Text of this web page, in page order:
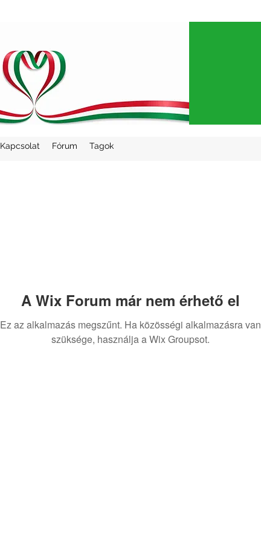
Kapcsolat Fórum Tagok
A Wix Forum már nem érhető el
Ez az alkalmazás megszűnt. Ha közösségi alkalmazásra van
szüksége, használja a Wix Groupsot.